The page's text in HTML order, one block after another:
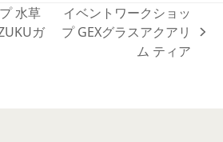
水草
ガ
next
イベントワークショッ
プ GEXグラスアクアリ
ム ティア